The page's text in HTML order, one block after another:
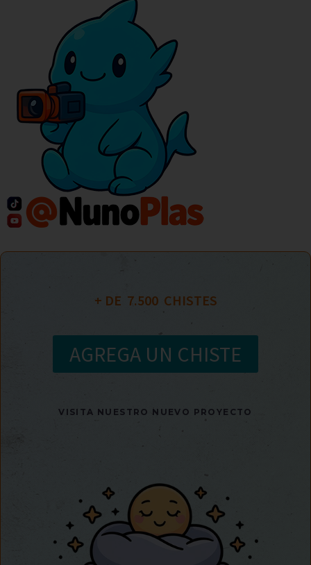
+ DE 7.500
  CHISTES
AGREGA UN CHISTE
VISITA NUESTRO NUEVO PROYECTO